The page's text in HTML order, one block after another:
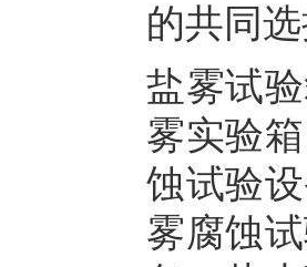
的共同
盐雾试
雾实验箱
蚀试验
雾腐蚀